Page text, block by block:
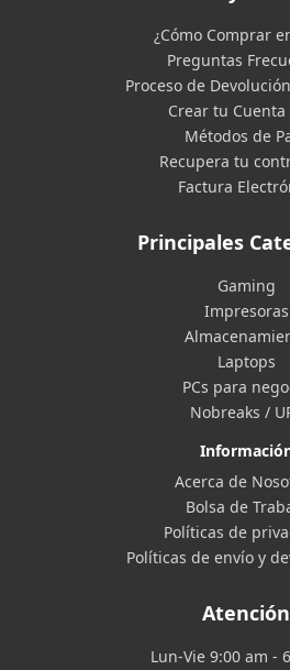
¿Cómo Comprar
Preguntas
Proceso de
Crear tu Cuenta
Métodos de
Recupera tu
Factura
Principales
Gaming
Impresoras
Laptops
PCs para
Nobreaks /
Acerca de
Bolsa de
Políticas de
Políticas de envío y
Atención
Lun-Vie 9:00 am -